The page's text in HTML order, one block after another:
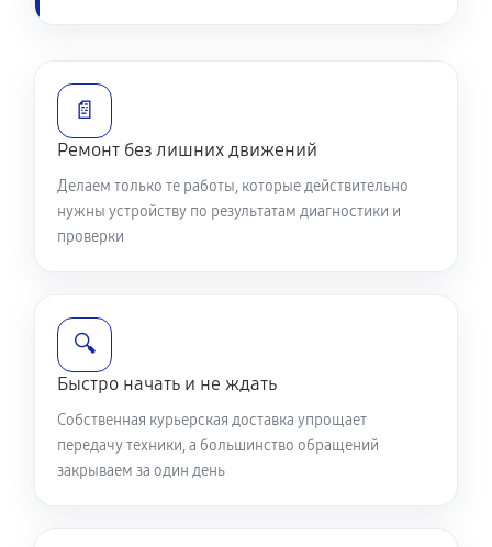
📄
Ремонт без лишних движений
Делаем только те работы, которые действительно
нужны устройству по результатам диагностики и
проверки
🔍
Быстро начать и не ждать
Собственная курьерская доставка упрощает
передачу техники, а большинство обращений
закрываем за один день